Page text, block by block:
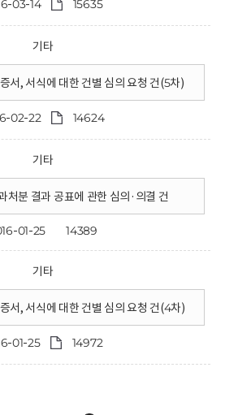
03-14 15635
기타
서, 서식에 대한 건별 심의 요청 건(5차)
02-22 14624
기타
처분 결과 공표에 관한 심의·의결 건
01-25 14389
기타
서, 서식에 대한 건별 심의 요청 건(4차)
01-25 14972